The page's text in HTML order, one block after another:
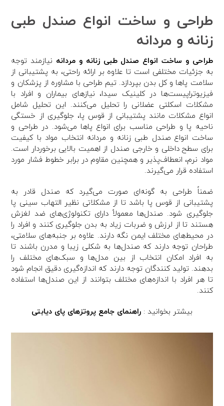
طراحی و ساخت انواع صندل طبی
زنانه و مردانه
طراحی و ساخت انواع صندل طبی زنانه و مردانه نیازمند توجه
به جزئیات مختلفی است تا علاوه بر ارائه راحتی، به پشتیبانی از
سلامت پاها و کل بدن بپردازد. تیم طراحی با مشاوره از پزشکان و
فیزیوتراپیست‌ها در کلینیک سیدا، نیازهای بیماران و افراد با
مشکلات اسکلتی عضلانی را تحلیل می‌کنند. این تحلیل شامل
انواع مشکلات مانند پشتیبانی از قوس پا، جلوگیری از خستگی
ناحیه پا و طراحی مناسب برای انواع پاها می‌شود. در طراحی و
ساخت انواع صندل طبی زنانه و مردانه انتخاب مواد با کیفیت
برای سطح داخلی و خارجی صندل از اهمیت بالایی برخوردار است.
مواد نرم، انعطاف‌پذیر و همچنین مقاوم در برابر خطوط فشار مورد
استفاده قرار می‌گیرند.
ضمناً طراحی به گونه‌ای صورت می‌گیرد که صندل قادر به
پشتیبانی از قوس پا باشد تا از مشکلاتی نظیر التهاب سینی پا
جلوگیری شود. صندل‌ها معمولاً دارای تکنولوژی‌های ضد لغزش
هستند تا از لرزش و ضربات زیاد به بدن جلوگیری کنند و افراد را
در محیط‌های مختلف ایمن نگه دارند. علاوه بر جنبه‌های سلامتی،
طراحان توجه دارند که صندل‌ها به شکلی زیبا و مدرن باشند تا
به افراد امکان انتخاب از بین مدل‌ها و سبک‌های مختلف را
بدهند. تولید کنندگان توجه دارند که اندازه‌گیری دقیق انجام شود
تا هر افراد با اندازه‌های مختلف بتوانند از این صندل‌ها استفاده
کنند.
بیشتر بخوانید : راهنمای جامع پروتزهای پای دیابتی